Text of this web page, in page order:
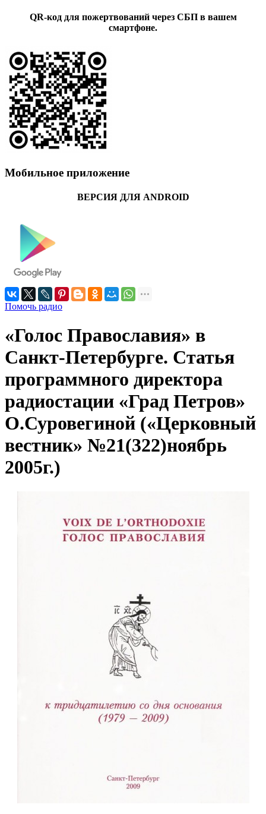
QR-код для пожертвований через СБП в вашем
смартфоне.
Мобильное приложение
ВЕРСИЯ ДЛЯ ANDROID
Помочь радио
«Голос Православия» в
Санкт-Петербурге. Статья
программного директора
радиостации «Град Петров»
О.Суровегиной («Церковный
вестник» №21(322)ноябрь
2005г.)